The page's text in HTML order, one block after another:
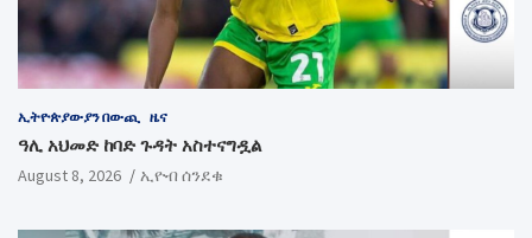
ኢትዮጵያውያን በውጪ ዜና
ዓሊ አህመድ ከባድ ጉዳት አስተናግዷል
August 8, 2026 ኢዮብ ሰንደቁ